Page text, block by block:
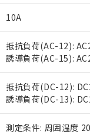
10A
抵抗負荷(AC-12):
誘導負荷(AC-15):
抵抗負荷(DC-12):
誘導負荷(DC-13):
測定条件: 周囲温度
本サービス
くものです
当社制御機
在庫状況お
のであり、
い。
正式な納期
仕入先様の事情に
があります。
*EU RoHS指令（10物
鉛(Pb) 1000ppm以下
六価クロム(Cr(Ⅵ))
フタル酸ビス(2-エチル
ル（DBP） 1000ppm
但し、RoHS指令で産
フタル酸エステル類の
※1 中国
「○」：最大均質
「×」：最大均質
「－」：未確認
*中国RoHS10物質の
Pb(鉛) :1000ppm、
Cr(Ⅵ)(六価クロム) :
当社は、こ
う）を輸出
などの必要
当社は規制
ます。
当社は貴社
置等に一切
説明
一定数